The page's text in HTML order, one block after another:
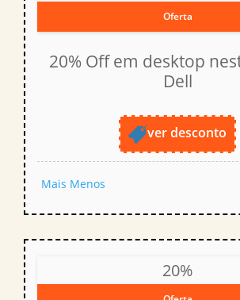
Oferta
20% Off em desktop
Dell
ver desconto
Mais Menos
20%